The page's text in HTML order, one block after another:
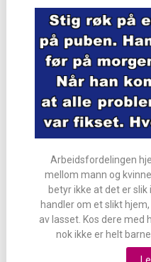
Arbeidsfordelingen
mellom mann og
betyr ikke at det er
handler om et slikt
av lasset. Kos dere med
nok ikke er helt